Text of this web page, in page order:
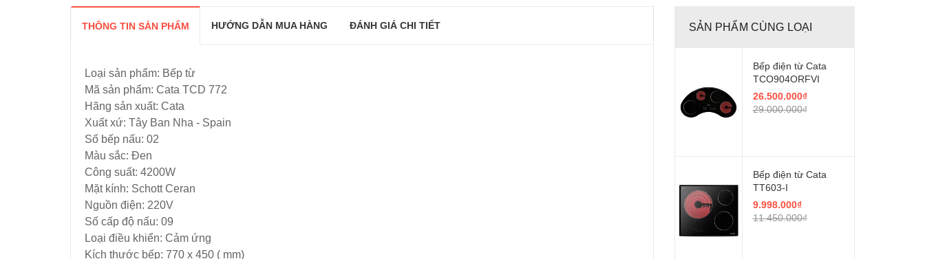
THÔNG TIN SẢN PHẨM HƯỚNG DẪN MUA HÀNG ĐÁNH GIÁ CHI TIẾT
Loại sản phẩm: Bếp từ
Mã sản phẩm: Cata TCD 772
Hãng sản xuất: Cata
Xuất xứ: Tây Ban Nha - Spain
Số bếp nấu: 02
Màu sắc: Đen
Công suất: 4200W
Mặt kính: Schott Ceran
Nguồn điện: 220V
Số cấp độ nấu: 09
Loại điều khiển: Cảm ứng
Kích thước bếp: 770 x 450 ( mm)
SẢN PHẨM CÙNG LOẠI
Bếp điện từ Cata
TCO904ORFVI
26.500.000₫
29.000.000₫
Bếp điện từ Cata
TT603-I
9.998.000₫
11.450.000₫